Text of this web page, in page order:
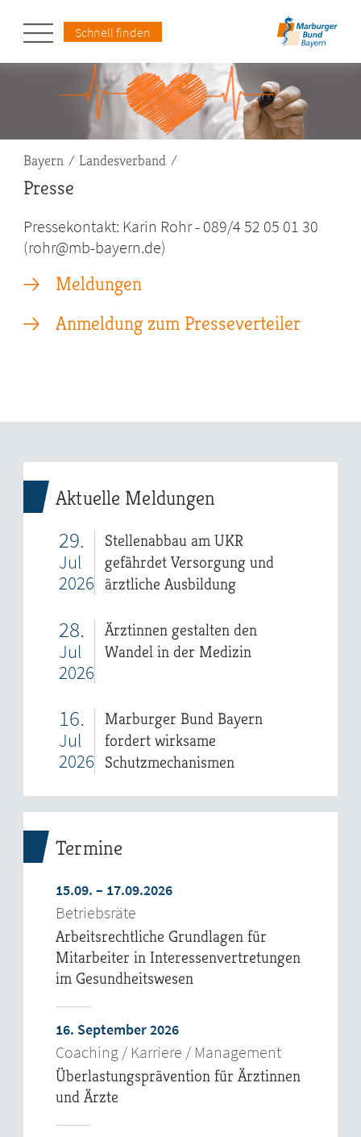
Schnell finden
Pfadnavigation
Bayern Landesverband
Presse
Pressekontakt: Karin Rohr - 089/4 52 05 01 30
(rohr@mb-bayern.de)
Meldungen
Anmeldung zum Presseverteiler
Aktuelle Meldungen
29.
Jul
2026
Stellenabbau am UKR
gefährdet Versorgung und
ärztliche Ausbildung
28.
Jul
2026
Ärztinnen gestalten den
Wandel in der Medizin
16.
Jul
2026
Marburger Bund Bayern
fordert wirksame
Schutzmechanismen
Termine
15.09. – 17.09.2026
Betriebsräte
Arbeitsrechtliche Grundlagen für
Mitarbeiter in Interessenvertretungen
im Gesundheitswesen
16. September 2026
Coaching / Karriere / Management
Überlastungsprävention für Ärztinnen
und Ärzte